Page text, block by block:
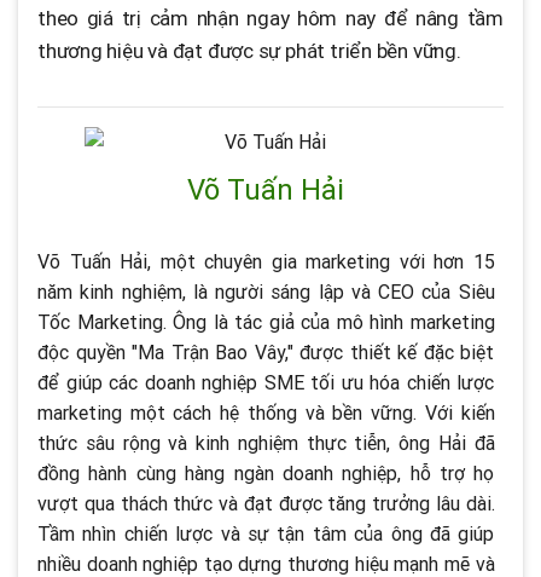
theo giá trị cảm nhận ngay hôm nay để nâng tầm
thương hiệu và đạt được sự phát triển bền vững.
Võ Tuấn Hải
Võ Tuấn Hải, một chuyên gia marketing với hơn 15
năm kinh nghiệm, là người sáng lập và CEO của Siêu
Tốc Marketing. Ông là tác giả của mô hình marketing
độc quyền "Ma Trận Bao Vây," được thiết kế đặc biệt
để giúp các doanh nghiệp SME tối ưu hóa chiến lược
marketing một cách hệ thống và bền vững. Với kiến
thức sâu rộng và kinh nghiệm thực tiễn, ông Hải đã
đồng hành cùng hàng ngàn doanh nghiệp, hỗ trợ họ
vượt qua thách thức và đạt được tăng trưởng lâu dài.
Tầm nhìn chiến lược và sự tận tâm của ông đã giúp
nhiều doanh nghiệp tạo dựng thương hiệu mạnh mẽ và